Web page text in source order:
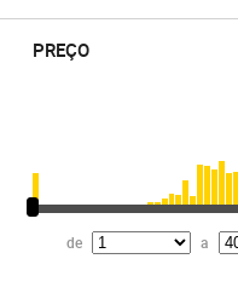
PREÇO
de a